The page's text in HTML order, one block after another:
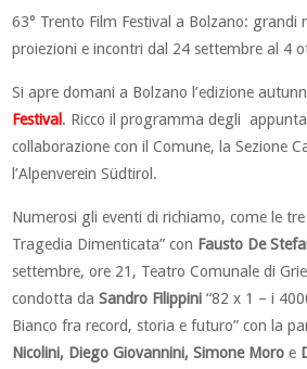
63° Trento Film Festival a Bolzano: grandi
proiezioni e incontri dal 24 settembre al 4
Si apre domani a Bolzano l’edizione
Festival . Ricco il programma degli
collaborazione con il Comune, la Sezione
l’Alpenverein Südtirol.
Numerosi gli eventi di richiamo, come le
Tragedia Dimenticata” con Fausto De
settembre, ore 21, Teatro Comunale di
condotta daSandro Filippini “82 x 1 – i
Bianco fra record, storia e futuro” con la
Nicolini, Diego Giovannini, Simone Moro e